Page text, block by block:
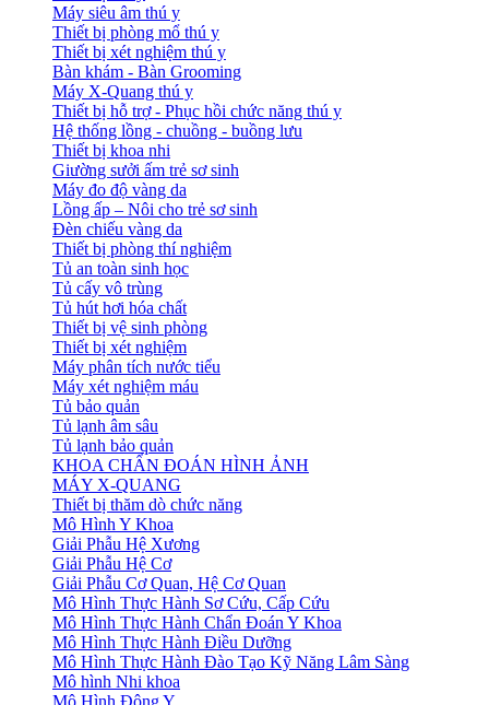
Máy siêu âm thú y
Thiết bị phòng mổ thú y
Thiết bị xét nghiệm thú y
Bàn khám - Bàn Grooming
Máy X-Quang thú y
Thiết bị hỗ trợ - Phục hồi chức năng thú y
Hệ thống lồng - chuồng - buồng lưu
Thiết bị khoa nhi
Giường sưởi ấm trẻ sơ sinh
Máy đo độ vàng da
Lồng ấp – Nôi cho trẻ sơ sinh
Đèn chiếu vàng da
Thiết bị phòng thí nghiệm
Tủ an toàn sinh học
Tủ cấy vô trùng
Tủ hút hơi hóa chất
Thiết bị vệ sinh phòng
Thiết bị xét nghiệm
Máy phân tích nước tiểu
Máy xét nghiệm máu
Tủ bảo quản
Tủ lạnh âm sâu
Tủ lạnh bảo quản
KHOA CHẨN ĐOÁN HÌNH ẢNH
MÁY X-QUANG
Thiết bị thăm dò chức năng
Mô Hình Y Khoa
Giải Phẫu Hệ Xương
Giải Phẫu Hệ Cơ
Giải Phẫu Cơ Quan, Hệ Cơ Quan
Mô Hình Thực Hành Sơ Cứu, Cấp Cứu
Mô Hình Thực Hành Chẩn Đoán Y Khoa
Mô Hình Thực Hành Điều Dưỡng
Mô Hình Thực Hành Đào Tạo Kỹ Năng Lâm Sàng
Mô hình Nhi khoa
Mô Hình Đông Y